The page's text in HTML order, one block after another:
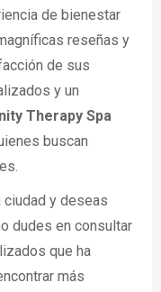
de bienestar
reseñas y
de sus
y un
Therapy Spa
buscan
y deseas
dudes en consultar
que ha
más